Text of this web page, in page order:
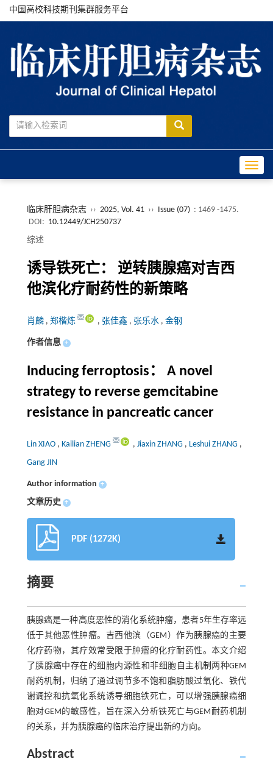
中国高校科技期刊集群服务平台
临床肝胆病杂志 ›› 2025, Vol. 41 ›› Issue (07) : 1469 -1475.
DOI: 10.12449/JCH250737
综述
诱导铁死亡： 逆转胰腺癌对吉西
他滨化疗耐药性的新策略
肖麟 , 郑楷炼 , 张佳鑫 , 张乐水 , 金钢
作者信息 +
Inducing ferroptosis： A novel
strategy to reverse gemcitabine
resistance in pancreatic cancer
Lin XIAO , Kailian ZHENG , Jiaxin ZHANG , Leshui ZHANG ,
Gang JIN
Author information +
文章历史 +
PDF (1272K)
摘要
胰腺癌是一种高度恶性的消化系统肿瘤，患者5年生存率远
低于其他恶性肿瘤。吉西他滨（GEM）作为胰腺癌的主要
化疗药物，其疗效常受限于肿瘤的化疗耐药性。本文介绍
了胰腺癌中存在的细胞内源性和非细胞自主机制两种GEM
耐药机制，归纳了通过调节多不饱和脂肪酸过氧化、铁代
谢调控和抗氧化系统诱导细胞铁死亡，可以增强胰腺癌细
胞对GEM的敏感性，旨在深入分析铁死亡与GEM耐药机制
的关系，并为胰腺癌的临床治疗提出新的方向。
Abstract